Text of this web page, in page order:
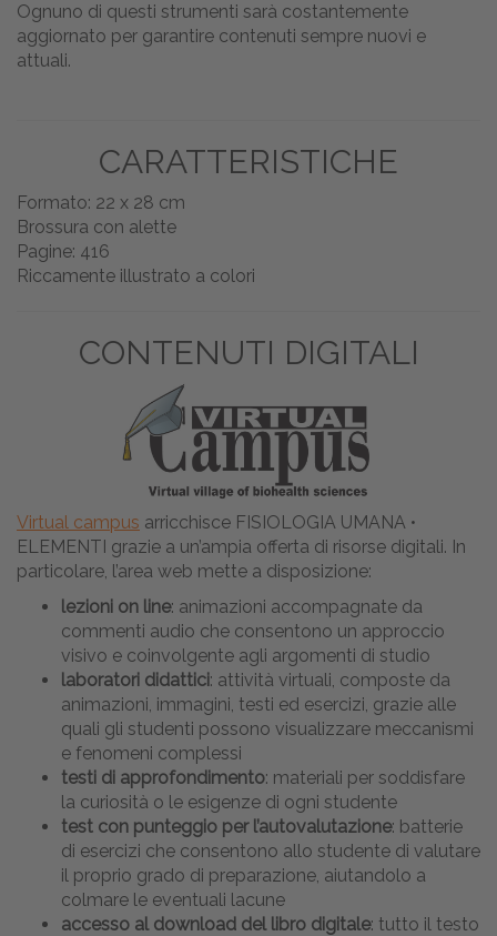
Ognuno di questi strumenti sarà costantemente
aggiornato per garantire contenuti sempre nuovi e
attuali.
CARATTERISTICHE
Formato: 22 x 28 cm
Brossura con alette
Pagine: 416
Riccamente illustrato a colori
CONTENUTI DIGITALI
Virtual campus arricchisce FISIOLOGIA UMANA •
ELEMENTI grazie a un’ampia offerta di risorse digitali. In
particolare, l’area web mette a disposizione:
lezioni on line: animazioni accompagnate da
commenti audio che consentono un approccio
visivo e coinvolgente agli argomenti di studio
laboratori didattici : attività virtuali, composte da
animazioni, immagini, testi ed esercizi, grazie alle
quali gli studenti possono visualizzare meccanismi
e fenomeni complessi
testi di approfondimento: materiali per soddisfare
la curiosità o le esigenze di ogni studente
test con punteggio per l’autovalutazione: batterie
di esercizi che consentono allo studente di valutare
il proprio grado di preparazione, aiutandolo a
colmare le eventuali lacune
accesso al download del libro digitale: tutto il testo